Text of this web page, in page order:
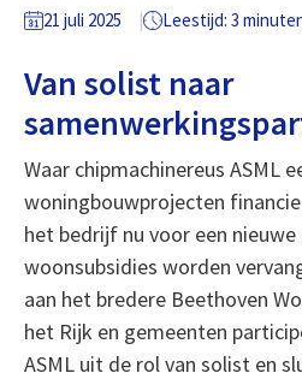
21 juli 2025 Leestijd: 3
Van solist naar
Waar chipmachinereus ASML
woningbouwprojecten
het bedrijf nu voor een
woonsubsidies worden
aan het bredere Beethoven
het Rijk en gemeenten
ASML uit de rol van solist en